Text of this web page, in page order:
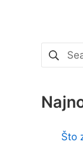
Pretraži:
Što